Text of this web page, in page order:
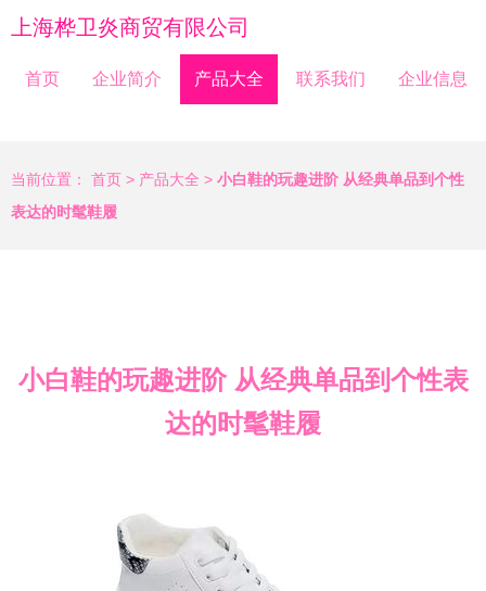
上海桦卫炎商贸有限公司
首页 企业简介 产品大全 联系我们 企业信息
当前位置： 首页 > 产品大全 > 小白鞋的玩趣进阶 从经典单品到个性
表达的时髦鞋履
小白鞋的玩趣进阶 从经典单品到个性表
达的时髦鞋履